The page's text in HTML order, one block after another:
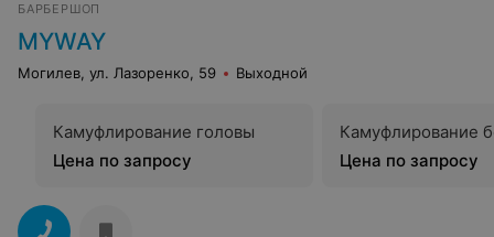
хотели 4 фото то что сделали. Разочарование полное
…..!!!
БАРБЕРШОП
MYWAY
Могилев, ул. Лазоренко, 59 Выходной
Камуфлирование головы
Цена по запросу
Камуфлирование
Цена по запросу